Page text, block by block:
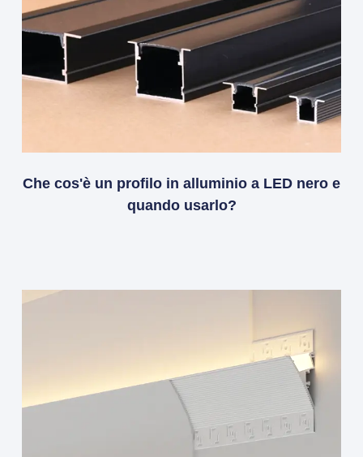
Che cos'è un profilo in alluminio a LED nero e
quando usarlo?